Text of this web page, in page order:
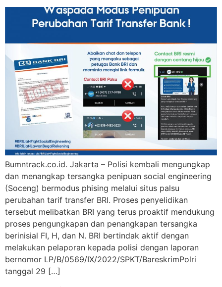
Bumntrack.co.id. Jakarta – Polisi kembali mengungkap
dan menangkap tersangka penipuan social engineering
(Soceng) bermodus phising melalui situs palsu
perubahan tarif transfer BRI. Proses penyelidikan
tersebut melibatkan BRI yang terus proaktif mendukung
proses pengungkapan dan penangkapan tersangka
berinisial FI, H, dan N. BRI bertindak aktif dengan
melakukan pelaporan kepada polisi dengan laporan
bernomor LP/B/0569/IX/2022/SPKT/BareskrimPolri
tanggal 29 […]